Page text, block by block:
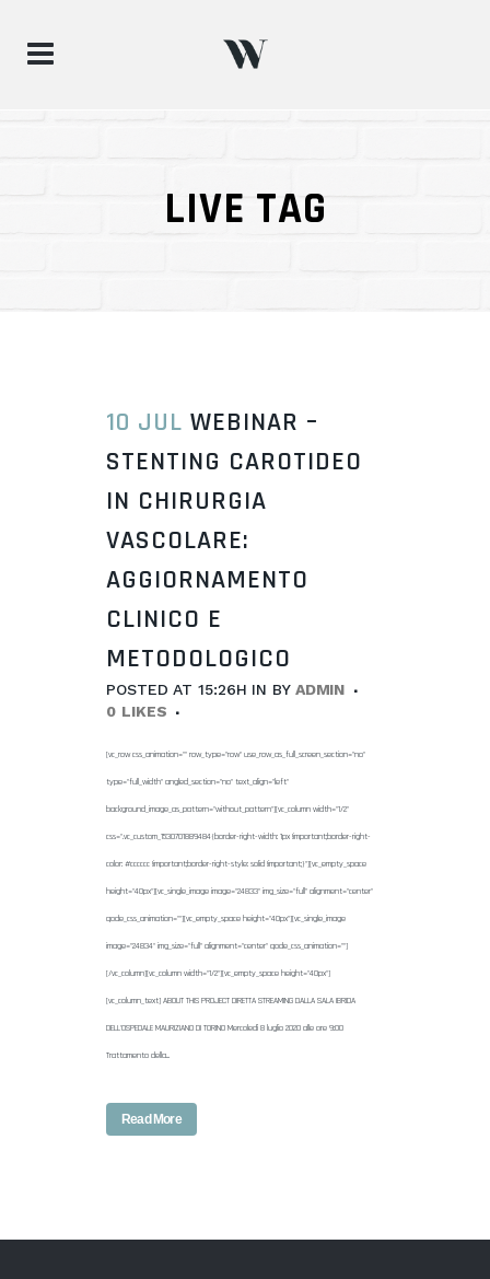
LIVE TAG
10 JUL WEBINAR –
STENTING CAROTIDEO
IN CHIRURGIA
VASCOLARE:
AGGIORNAMENTO
CLINICO E
METODOLOGICO
POSTED AT 15:26H IN BY ADMIN
0 LIKES
[vc_row css_animation="" row_type="row" use_row_as_full_screen_section="no"
type="full_width" angled_section="no" text_align="left"
background_image_as_pattern="without_pattern"][vc_column width="1/2"
css=".vc_custom_1530701889484{border-right-width: 1px !important;border-right-
color: #cccccc !important;border-right-style: solid !important;}"][vc_empty_space
height="40px"][vc_single_image image="24833" img_size="full" alignment="center"
qode_css_animation=""][vc_empty_space height="40px"][vc_single_image
image="24834" img_size="full" alignment="center" qode_css_animation=""]
[/vc_column][vc_column width="1/2"][vc_empty_space height="40px"]
[vc_column_text] ABOUT THIS PROJECT DIRETTA STREAMING DALLA SALA IBRIDA
DELL'OSPEDALE MAURIZIANO DI TORINO Mercoledì 8 luglio 2020 alle ore 9:00
Trattamento della...
Read More